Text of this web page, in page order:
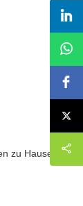
zu Hause zu